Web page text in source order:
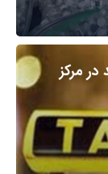
مرکز